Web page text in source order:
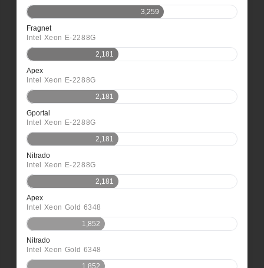
3,259
Fragnet
Intel Xeon E-2288G
2,181
Apex
Intel Xeon E-2288G
2,181
Gportal
Intel Xeon E-2288G
2,181
Nitrado
Intel Xeon E-2288G
2,181
Apex
Intel Xeon Gold 6348
1,852
Nitrado
Intel Xeon Gold 6348
1,852